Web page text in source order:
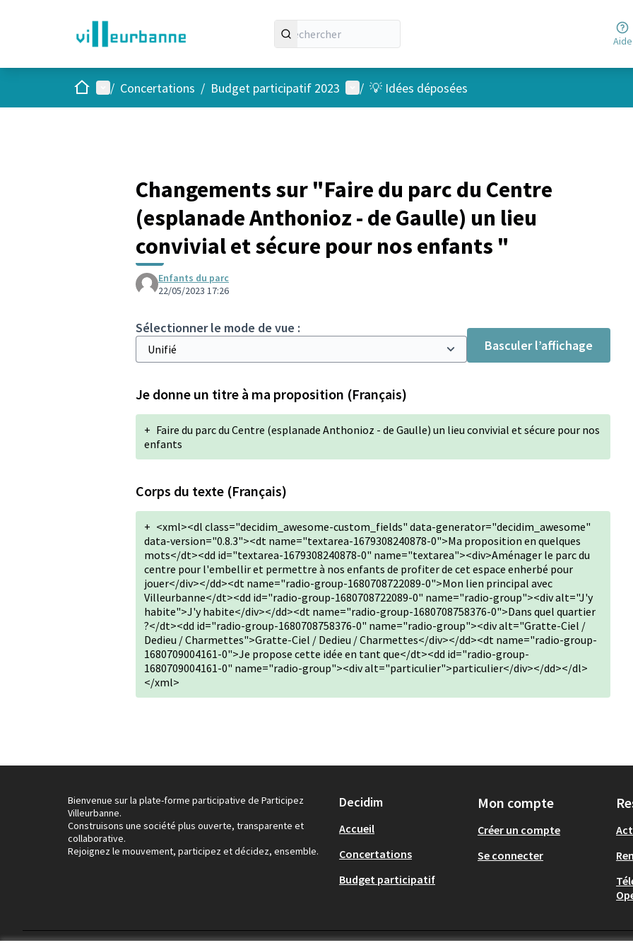
Aide
AccueilMenu principal
/ Concertations / Budget participatif 2023 Menu utilisateur
/ 💡 Idées déposées
Changements sur "Faire du parc du Centre
(esplanade Anthonioz - de Gaulle) un lieu
convivial et sécure pour nos enfants "
Enfants du parc
22/05/2023 17:26
Sélectionner le mode de vue :
Basculer l’affichage
Je donne un titre à ma proposition (Français)
+ Faire du parc du Centre (esplanade Anthonioz - de Gaulle) un lieu convivial et sécure pour nos
enfants
Corps du texte (Français)
+ <xml><dl class="decidim_awesome-custom_fields" data-generator="decidim_awesome"
data-version="0.8.3"><dt name="textarea-1679308240878-0">Ma proposition en quelques
mots</dt><dd id="textarea-1679308240878-0" name="textarea"><div>Aménager le parc du
centre pour l'embellir et permettre à nos enfants de profiter de cet espace enherbé pour
jouer</div></dd><dt name="radio-group-1680708722089-0">Mon lien principal avec
Villeurbanne</dt><dd id="radio-group-1680708722089-0" name="radio-group"><div alt="J'y
habite">J'y habite</div></dd><dt name="radio-group-1680708758376-0">Dans quel quartier
?</dt><dd id="radio-group-1680708758376-0" name="radio-group"><div alt="Gratte-Ciel /
Dedieu / Charmettes">Gratte-Ciel / Dedieu / Charmettes</div></dd><dt name="radio-group-
1680709004161-0">Je propose cette idée en tant que</dt><dd id="radio-group-
1680709004161-0" name="radio-group"><div alt="particulier">particulier</div></dd></dl>
</xml>
Bienvenue sur la plate-forme participative de Participez
Villeurbanne.
Construisons une société plus ouverte, transparente et
collaborative.
Rejoignez le mouvement, participez et décidez, ensemble.
Decidim
Accueil
Concertations
Budget participatif
Mon compte
Créer un compte
Se connecter